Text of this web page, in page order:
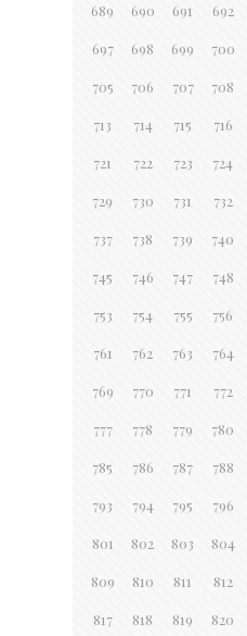
689 690 691 692
697 698 699 700
705 706 707 708
713 714 715 716
721 722 723 724
729 730 731 732
737 738 739 740
745 746 747 748
753 754 755 756
761 762 763 764
769 770 771 772
777 778 779 780
785 786 787 788
793 794 795 796
801 802 803 804
809 810 811 812
817 818 819 820